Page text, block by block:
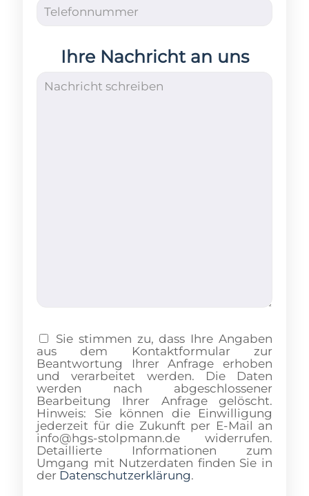
Ihre Nachricht an uns
Sie stimmen zu, dass Ihre Angaben
aus dem Kontaktformular zur
Beantwortung Ihrer Anfrage erhoben
und verarbeitet werden. Die Daten
werden nach abgeschlossener
Bearbeitung Ihrer Anfrage gelöscht.
Hinweis: Sie können die Einwilligung
jederzeit für die Zukunft per E-Mail an
info@hgs-stolpmann.de widerrufen.
Detaillierte Informationen zum
Umgang mit Nutzerdaten finden Sie in
der Datenschutzerklärung.